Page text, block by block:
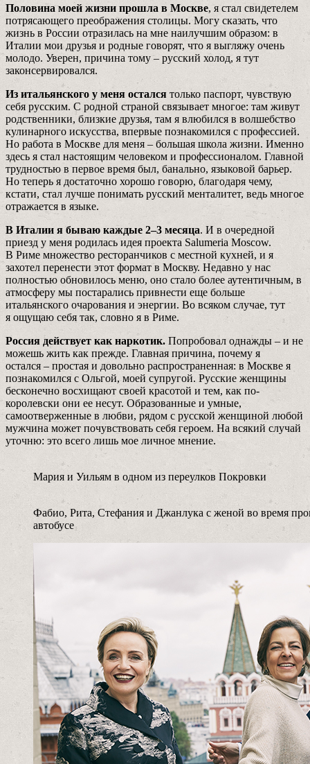
Половина моей жизни прошла в Москве, я стал свидетелем
потрясающего преображения столицы. Могу сказать, что
жизнь в России отразилась на мне наилучшим образом: в
Италии мои друзья и родные говорят, что я выгляжу очень
молодо. Уверен, причина тому – русский холод, я тут
законсервировался.
Из итальянского у меня остался только паспорт, чувствую
себя русским. С родной страной связывает многое: там живут
родственники, близкие друзья, там я влюбился в волшебство
кулинарного искусства, впервые познакомился с профессией.
Но работа в Москве для меня – большая школа жизни. Именно
здесь я стал настоящим человеком и профессионалом. Главной
трудностью в первое время был, банально, языковой барьер.
Но теперь я достаточно хорошо говорю, благодаря чему,
кстати, стал лучше понимать русский менталитет, ведь многое
отражается в языке.
В Италии я бываю каждые 2–3 месяца. И в очередной
приезд у меня родилась идея проекта Salumeria Moscow.
В Риме множество ресторанчиков с местной кухней, и я
захотел перенести этот формат в Москву. Недавно у нас
полностью обновилось меню, оно стало более аутентичным, в
атмосферу мы постарались привнести еще больше
итальянского очарования и энергии. Во всяком случае, тут
я ощущаю себя так, словно я в Риме.
Россия действует как наркотик. Попробовал однажды – и не
можешь жить как прежде. Главная причина, почему я
остался – простая и довольно распространенная: в Москве я
познакомился с Ольгой, моей­ супругой. Русские женщины
бесконечно восхищают своей красотой и тем, как по-
королевски они ее несут. Образованные и умные,
самоотверженные в любви, рядом с русской женщиной любой
мужчина может почувствовать себя героем. На всякий случай
уточню: это всего лишь мое личное мнение.
Мария и Уильям в одном из переулков Покровки
Фабио, Рита, Стефания и Джанлука с женой во время
автобусе